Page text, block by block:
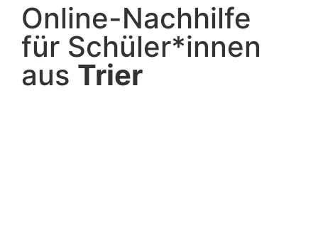
Online-Nachhilfe
für Schüler*innen
aus Trier